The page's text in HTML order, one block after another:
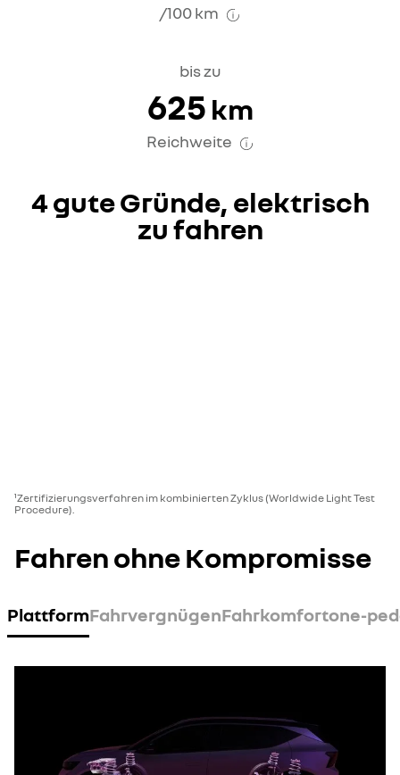
/100 km
bis zu
625 km
Reichweite
4 gute Gründe, elektrisch
zu fahren
¹Zertifizierungsverfahren im kombinierten Zyklus (Worldwide Light Test
Procedure).
Fahren ohne Kompromisse
PlattformFahrvergnügenFahrkomfortone-